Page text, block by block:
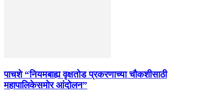
पाचशे “नियमबाह्य वृक्षतोड प्रकरणाच्या चौकशीसाठी
महापालिकेसमोर आंदोलन”